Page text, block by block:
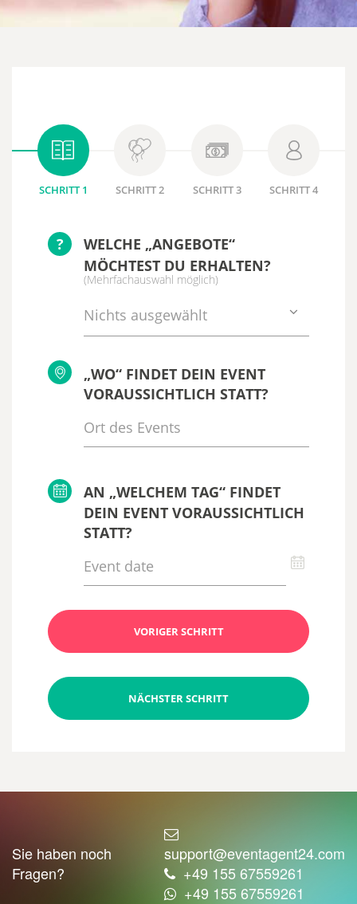
SCHRITT 1 SCHRITT 2 SCHRITT 3 SCHRITT 4
?
WELCHE „ANGEBOTE“
MÖCHTEST DU ERHALTEN?
(Mehrfachauswahl möglich)
Nichts ausgewählt
„WO“ FINDET DEIN EVENT
VORAUSSICHTLICH STATT?
AN „WELCHEM TAG“ FINDET
DEIN EVENT VORAUSSICHTLICH
STATT?
VORIGER SCHRITT
NÄCHSTER SCHRITT
Sie haben noch
Fragen?
support@eventagent24.com
+49 155 67559261
+49 155 67559261